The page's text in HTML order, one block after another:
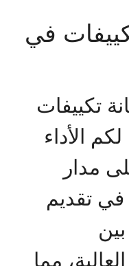
في
تكييفات
الأداء
مدار
في تقديم
مما